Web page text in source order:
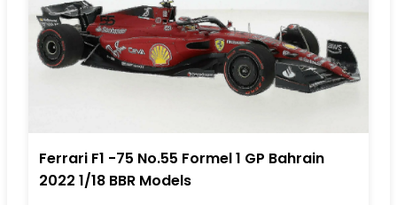
Ferrari F1 -75 No.55 Formel 1 GP Bahrain
2022 1/18 BBR Models